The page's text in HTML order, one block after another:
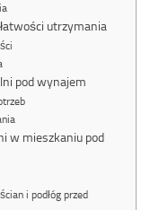
utrzymania
pod wynajem
w mieszkaniu pod
i podłóg przed